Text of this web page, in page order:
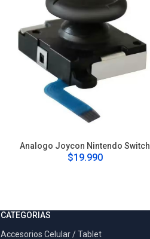
Analogo Joycon Nintendo Switch
$19.990
CATEGORIAS
Accesorios Celular / Tablet